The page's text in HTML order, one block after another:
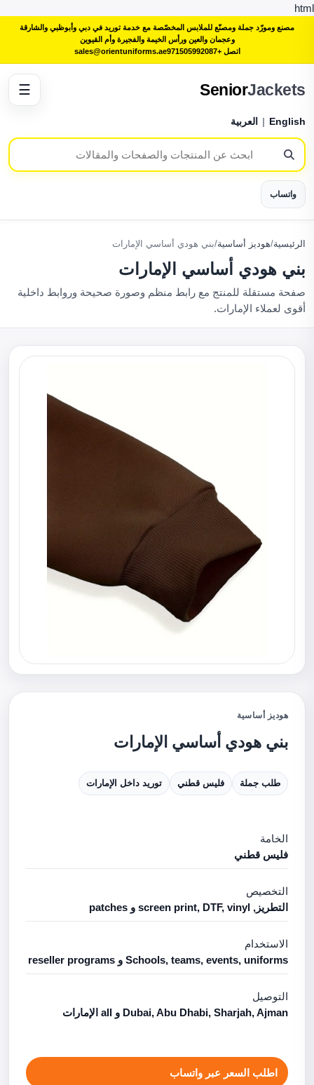
html
مصنع ومورّد جملة ومصنّع للملابس المخصّصة مع خدمة توريد في دبي وأبوظبي والشارقة
وعجمان والعين ورأس الخيمة والفجيرة وأم القيوين
اتصل +971505992087
sales@orientuniforms.ae
SeniorJackets
English
| العربية
واتساب
☰
الرئيسية/هوديز أساسية/بني هودي أساسي الإمارات
بني هودي أساسي الإمارات
صفحة مستقلة للمنتج مع رابط منظم وصورة صحيحة وروابط داخلية
أقوى لعملاء الإمارات.
هوديز أساسية
بني هودي أساسي الإمارات
طلب جملة فليس قطني توريد داخل الإمارات
الخامة
فليس قطني
التخصيص
التطريز, screen print, DTF, vinyl و patches
الاستخدام
Schools, teams, events, uniforms و reseller programs
التوصيل
Dubai, Abu Dhabi, Sharjah, Ajman و all الإمارات
اطلب السعر عبر واتساب